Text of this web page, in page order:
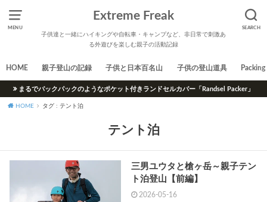
MENU SEARCH
Extreme Freak
子供達と一緒にハイキングや自転車・キャンプなど、非日常で刺激あ
る外遊びを楽しむ親子の活動記録
HOME 親子登山の記録 子供と日本百名山 子供の登山道具 Packing
まるでバックパックのようなポケット付きランドセルカバー「Randsel Packer」
HOME タグ : テント泊
テント泊
三男ユウタと槍ヶ岳～親子テン
ト泊登山【前編】
2026-05-16